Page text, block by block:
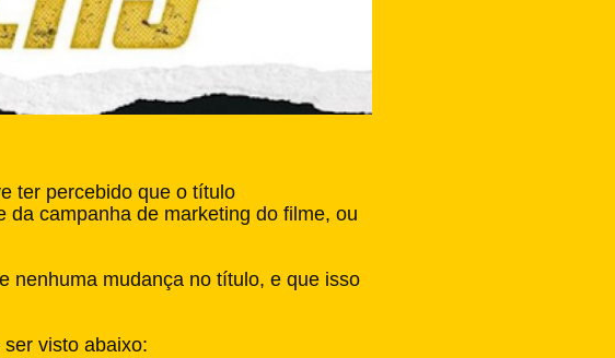
ter percebido que o título
da campanha de marketing do filme, ou
nenhuma mudança no título, e que isso
visto abaixo: